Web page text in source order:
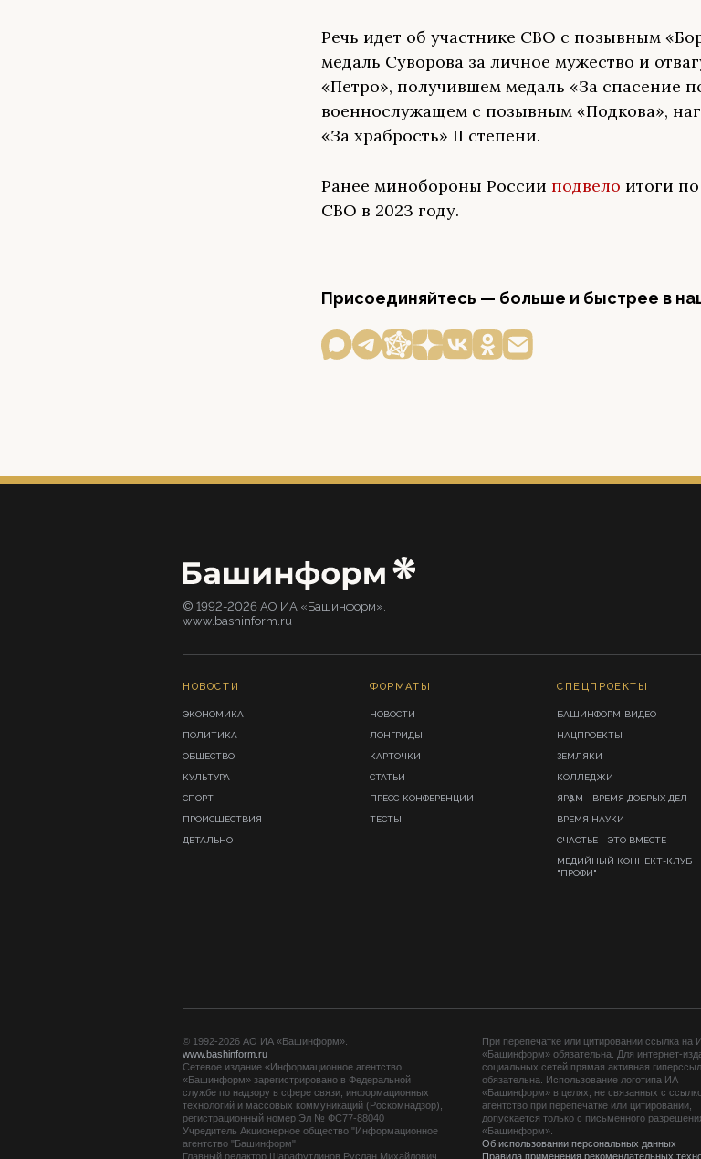
Речь идет об участнике СВО с позывным
медаль Суворова за личное мужество и
«Петро», получившем медаль «За спасение
военнослужащем с позывным «Подкова»,
«За храбрость» II степени.
Ранее минобороны России подвело итоги
СВО в 2023 году.
Присоединяйтесь — больше и быстрее в
© 1992-2026 АО ИА «Башинформ».
www.bashinform.ru
НОВОСТИ
ЭКОНОМИКА
ПОЛИТИКА
ОБЩЕСТВО
КУЛЬТУРА
СПОРТ
ПРОИСШЕСТВИЯ
ДЕТАЛЬНО
ФОРМАТЫ
НОВОСТИ
ЛОНГРИДЫ
КАРТОЧКИ
СТАТЬИ
ПРЕСС-КОНФЕРЕНЦИИ
ТЕСТЫ
СПЕЦПРОЕКТЫ
БАШИНФОРМ-ВИДЕО
НАЦПРОЕКТЫ
ЗЕМЛЯКИ
КОЛЛЕДЖИ
ЯРҘАМ - ВРЕМЯ ДОБРЫХ ДЕЛ
ВРЕМЯ НАУКИ
СЧАСТЬЕ - ЭТО ВМЕСТЕ
МЕДИЙНЫЙ КОННЕКТ-КЛУБ
"ПРОФИ"
© 1992-2026 АО ИА «Башинформ».
www.bashinform.ru
Сетевое издание «Информационное агентство
«Башинформ» зарегистрировано в Федеральной
службе по надзору в сфере связи, информационных
технологий и массовых коммуникаций (Роскомнадзор),
регистрационный номер Эл № ФС77-88040
Учредитель Акционерное общество "Информационное
агентство "Башинформ"
Главный редактор Шарафутдинов Руслан Михайлович
При перепечатке или цитировании ссылка на
«Башинформ» обязательна. Для интернет-
социальных сетей прямая активная
обязательна. Использование логотипа ИА
«Башинформ» в целях, не связанных с
агентство при перепечатке или цитировании,
допускается только с письменного
«Башинформ».
Об использовании персональных данных
Правила применения рекомендательных